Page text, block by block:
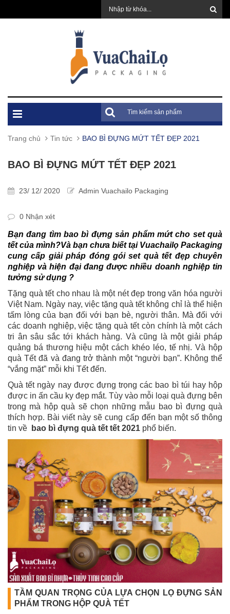
Trang chủ Tin tức BAO BÌ ĐỰNG MỨT TẾT ĐẸP 2021
BAO BÌ ĐỰNG MỨT TẾT ĐẸP 2021
23/ 12/ 2020 Admin Vuachailo Packaging
0 Nhận xét
Bạn đang tìm bao bì đựng sản phẩm mứt cho set quà
tết của mình?Và bạn chưa biết tại Vuachailọ Packaging
cung cấp giải pháp đóng gói set quà tết đẹp chuyên
nghiệp và hiện đạiđang được nhiều doanh nghiệp tin
tưởng sử dụng ?
Tặng quà tết cho nhau là một nét đẹp trong văn hóa người
Việt Nam. Ngày nay, việc tặng quà tết không chỉ là thể hiện
tấm lòng của bạn đối với bạn bè, người thân. Mà đối với
các doanh nghiệp, việc tặng quà tết còn chính là một cách
tri ân sâu sắc tới khách hàng. Và cũng là một giải pháp
quảng bá thương hiệu một cách khéo léo, tế nhị.Và hộp
quà Tết đã và đang trở thành một “người bạn”. Không thể
“vắng mặt” mỗi khi Tết đến.
Quà tết ngày nay được đựng trọng các bao bì túi hay hộp
được in ấn cầu ky đẹp mắt. Tùy vào mỗi loại quà đựng bên
trong mà hộp quà sẽ chọn những mẫu bao bì đựng quà
thích hợp. Bài viết này sẽ cung cấp đến bạn một số thông
tin về
bao bì đựng quà tết tết 2021 phổ biến.
TẦM QUAN TRỌNG CỦA LỰA CHỌN LỌ ĐỰNG SẢN
PHẨM TRONG HỘP QUÀ TẾT